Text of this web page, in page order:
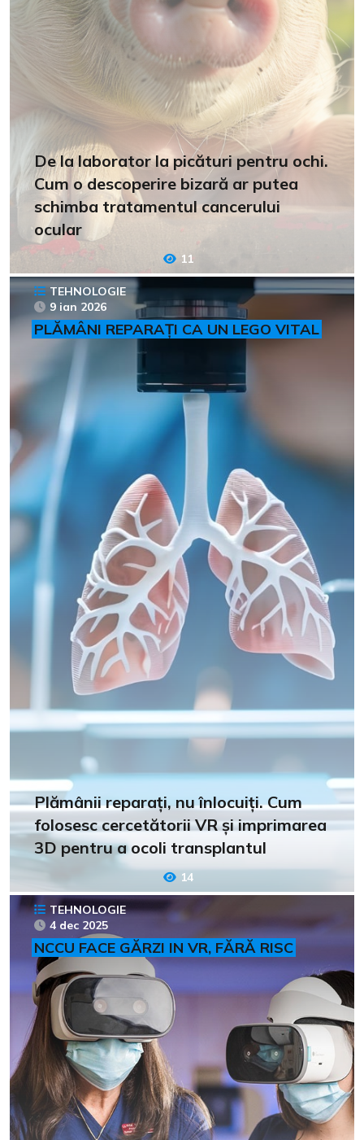
De la laborator la picături pentru ochi.
Cum o descoperire bizară ar putea
schimba tratamentul cancerului
ocular
11
TEHNOLOGIE
9 ian 2026
PLĂMÂNI REPARAȚI CA UN LEGO VITAL
Plămânii reparați, nu înlocuiți. Cum
folosesc cercetătorii VR și imprimarea
3D pentru a ocoli transplantul
14
TEHNOLOGIE
4 dec 2025
NCCU FACE GĂRZI IN VR, FĂRĂ RISC